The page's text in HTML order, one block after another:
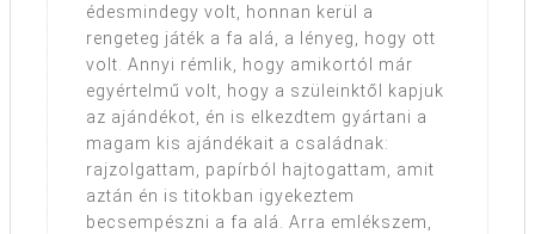
édesmindegy volt, honnan kerül a
rengeteg játék a fa alá, a lényeg, hogy ott
volt. Annyi rémlik, hogy amikortól már
egyértelmű volt, hogy a szüleinktől kapjuk
az ajándékot, én is elkezdtem gyártani a
magam kis ajándékait a családnak:
rajzolgattam, papírból hajtogattam, amit
aztán én is titokban igyekeztem
becsempészni a fa alá. Arra emlékszem,